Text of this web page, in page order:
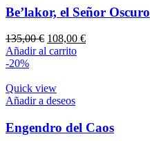
Be’lakor, el Señor Oscuro
135,00€ El
precio
135,00 €.
108,00 €El
Añadir al carrito
-20%
Quick view
Añadir a deseos
Engendro del Caos